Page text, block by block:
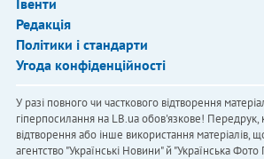
Івенти
Редакція
Політики і стандарти
Угода конфіденційності
У разі повного чи часткового відтворення
гіперпосилання на LB.ua обов'язкове! Передрук,
відтворення або інше використання матеріалів,
агентство "Українськi Новини" й "Українська Фото